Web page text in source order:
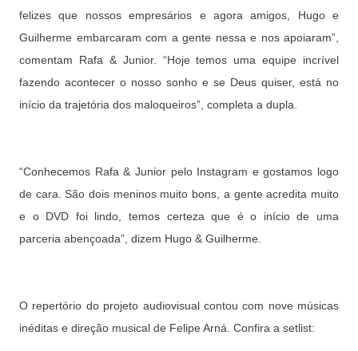
felizes que nossos empresários e agora amigos, Hugo e
Guilherme embarcaram com a gente nessa e nos apoiaram”,
comentam Rafa & Junior. “Hoje temos uma equipe incrível
fazendo acontecer o nosso sonho e se Deus quiser, está no
início da trajetória dos maloqueiros”, completa a dupla.
“Conhecemos Rafa & Junior pelo Instagram e gostamos logo
de cara. São dois meninos muito bons, a gente acredita muito
e o DVD foi lindo, temos certeza que é o início de uma
parceria abençoada”, dizem Hugo & Guilherme.
O repertório do projeto audiovisual contou com nove músicas
inéditas e direção musical de Felipe Arná. Confira a setlist: